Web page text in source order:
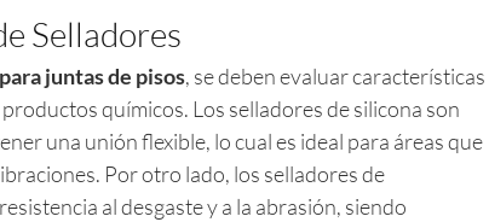
Selladores
juntas de pisos, se deben evaluar características
químicos. Los selladores de silicona son
una unión flexible, lo cual es ideal para áreas que
Por otro lado, los selladores de
al desgaste y a la abrasión, siendo